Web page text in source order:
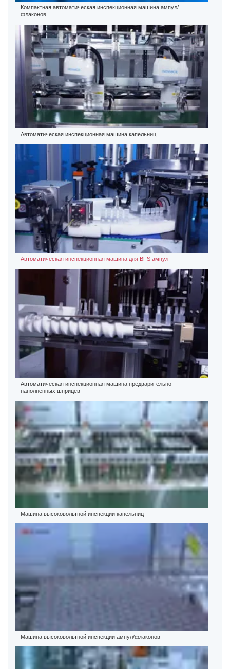
Компактная автоматическая инспекционная машина ампул/
флаконов
Автоматическая инспекционная машина капельниц
Автоматическая инспекционная машина для BFS ампул
Автоматическая инспекционная машина предварительно
наполненных шприцев
Машина высоковольтной инспекции капельниц
Машина высоковольтной инспекции ампул/флаконов